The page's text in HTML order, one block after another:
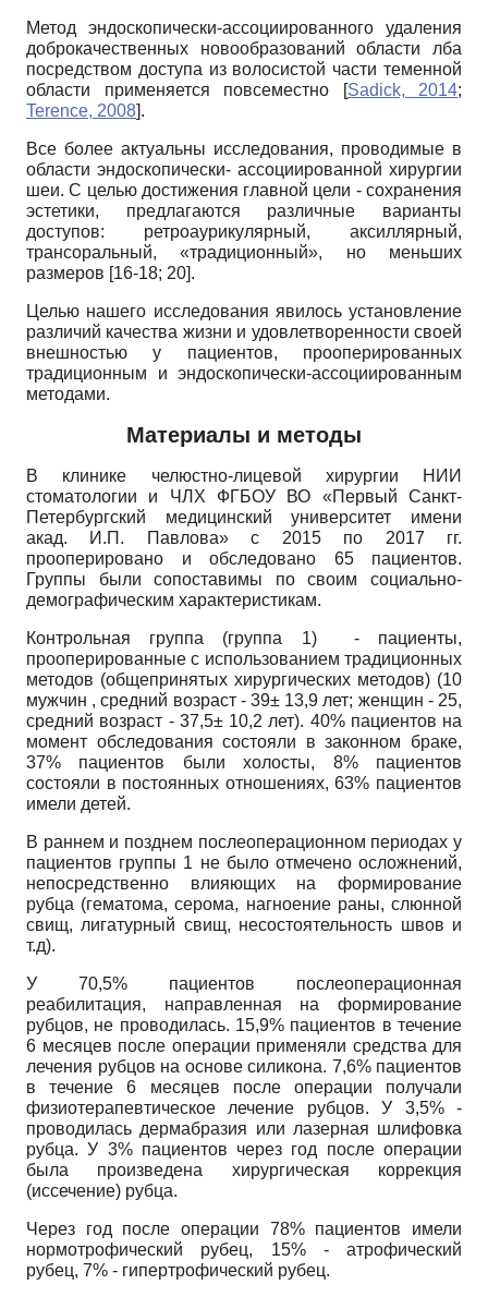
Метод эндоскопически-ассоциированного удаления
доброкачественных новообразований области лба
посредством доступа из волосистой части теменной
области применяется повсеместно
[Sadick, 2014;
Terence, 2008].
Все более актуальны исследования, проводимые в
области эндоскопически- ассоциированной хирургии
шеи. С целью достижения главной цели - сохранения
эстетики, предлагаются различные варианты
доступов: ретроаурикулярный, аксиллярный,
трансоральный, «традиционный», но меньших
размеров [16-18; 20].
Целью нашего исследования явилось установление
различий качества жизни и удовлетворенности своей
внешностью у пациентов, прооперированных
традиционным и эндоскопически-ассоциированным
методами.
Материалы и методы
В клинике челюстно-лицевой хирургии НИИ
стоматологии и ЧЛХ ФГБОУ ВО «Первый Санкт-
Петербургский медицинский университет имени
акад. И.П. Павлова» с 2015 по 2017 гг.
прооперировано и обследовано 65 пациентов.
Группы были сопоставимы по своим социально-
демографическим характеристикам.
Контрольная группа (группа 1) - пациенты,
прооперированные с использованием традиционных
методов (общепринятых хирургических методов) (10
мужчин , средний возраст - 39± 13,9 лет; женщин - 25,
средний возраст - 37,5± 10,2 лет). 40% пациентов на
момент обследования состояли в законном браке,
37% пациентов были холосты, 8% пациентов
состояли в постоянных отношениях, 63% пациентов
имели детей.
В раннем и позднем послеоперационном периодах у
пациентов группы 1 не было отмечено осложнений,
непосредственно влияющих на формирование
рубца (гематома, серома, нагноение раны, слюнной
свищ, лигатурный свищ, несостоятельность швов и
т.д).
У 70,5% пациентов послеоперационная
реабилитация, направленная на формирование
рубцов, не проводилась. 15,9% пациентов в течение
6 месяцев после операции применяли средства для
лечения рубцов на основе силикона. 7,6% пациентов
в течение 6 месяцев после операции получали
физиотерапевтическое лечение рубцов. У 3,5% -
проводилась дермабразия или лазерная шлифовка
рубца. У 3% пациентов через год после операции
была произведена хирургическая коррекция
(иссечение) рубца.
Через год после операции 78% пациентов имели
нормотрофический рубец, 15% - атрофический
рубец, 7% - гипертрофический рубец.